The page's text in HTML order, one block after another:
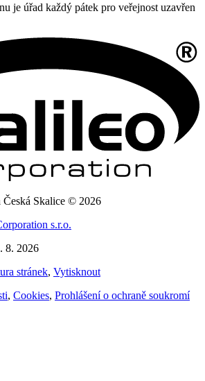
je úřad každý pátek pro veřejnost uzavřen
Skalice © 2026
s.r.o.
8. 2026
stránek, Vytisknout
, Cookies, Prohlášení o ochraně soukromí